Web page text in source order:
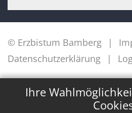
Ihre
© Erzbistum Bamberg
Datenschutzerklärung